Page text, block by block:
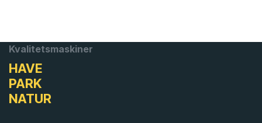
Kvalitetsmaskiner
HAVE
PARK
NATUR